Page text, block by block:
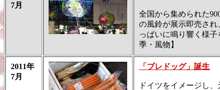
7月
全国から集められた
の風鈴が展示即売さ
っぱいに鳴り響く様
季・風物】
2011年
7月
「ブレドッグ」誕生
ドイツをイメージし